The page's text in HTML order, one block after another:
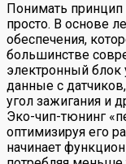
Понимать
просто. В основе
обеспечения,
большинстве
электронный
данные с
угол зажигания и
Эко-чип-тюнинг
оптимизируя его
начинает